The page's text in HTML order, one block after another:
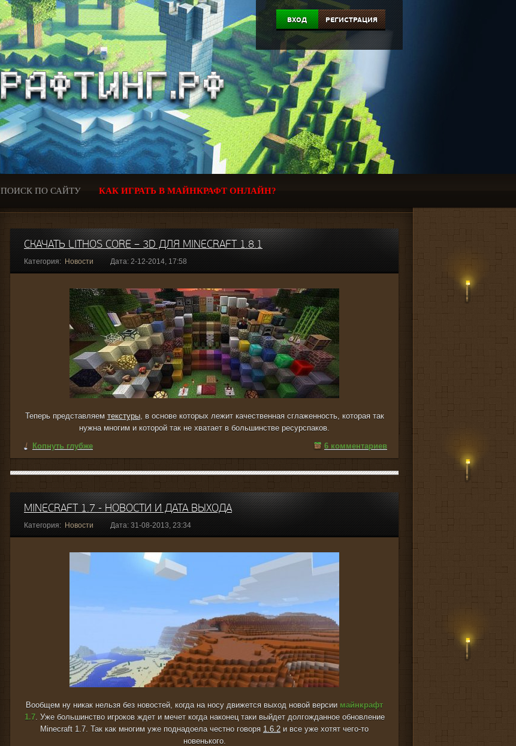
ВХОД РЕГИСТРАЦИЯ
ПОИСК ПО САЙТУ КАК ИГРАТЬ В МАЙНКРАФТ ОНЛАЙН?
СКАЧАТЬ LITHOS CORE – 3D ДЛЯ MINECRAFT 1.8.1
Категория: Новости Дата: 2-12-2014, 17:58
Теперь представляем текстуры, в основе которых лежит качественная сглаженность, которая так
нужна многим и которой так не хватает в большинстве ресурспаков.
Копнуть глубже
6 комментариев
MINECRAFT 1.7 - НОВОСТИ И ДАТА ВЫХОДА
Категория: Новости Дата: 31-08-2013, 23:34
Вообщем ну никак нельзя без новостей, когда на носу движется выход новой версии майнкрафт
1.7. Уже большинство игроков ждет и мечет когда наконец таки выйдет долгожданное обновление
Minecraft 1.7. Так как многим уже поднадоела честно говоря 1.6.2 и все уже хотят чего-то
новенького.